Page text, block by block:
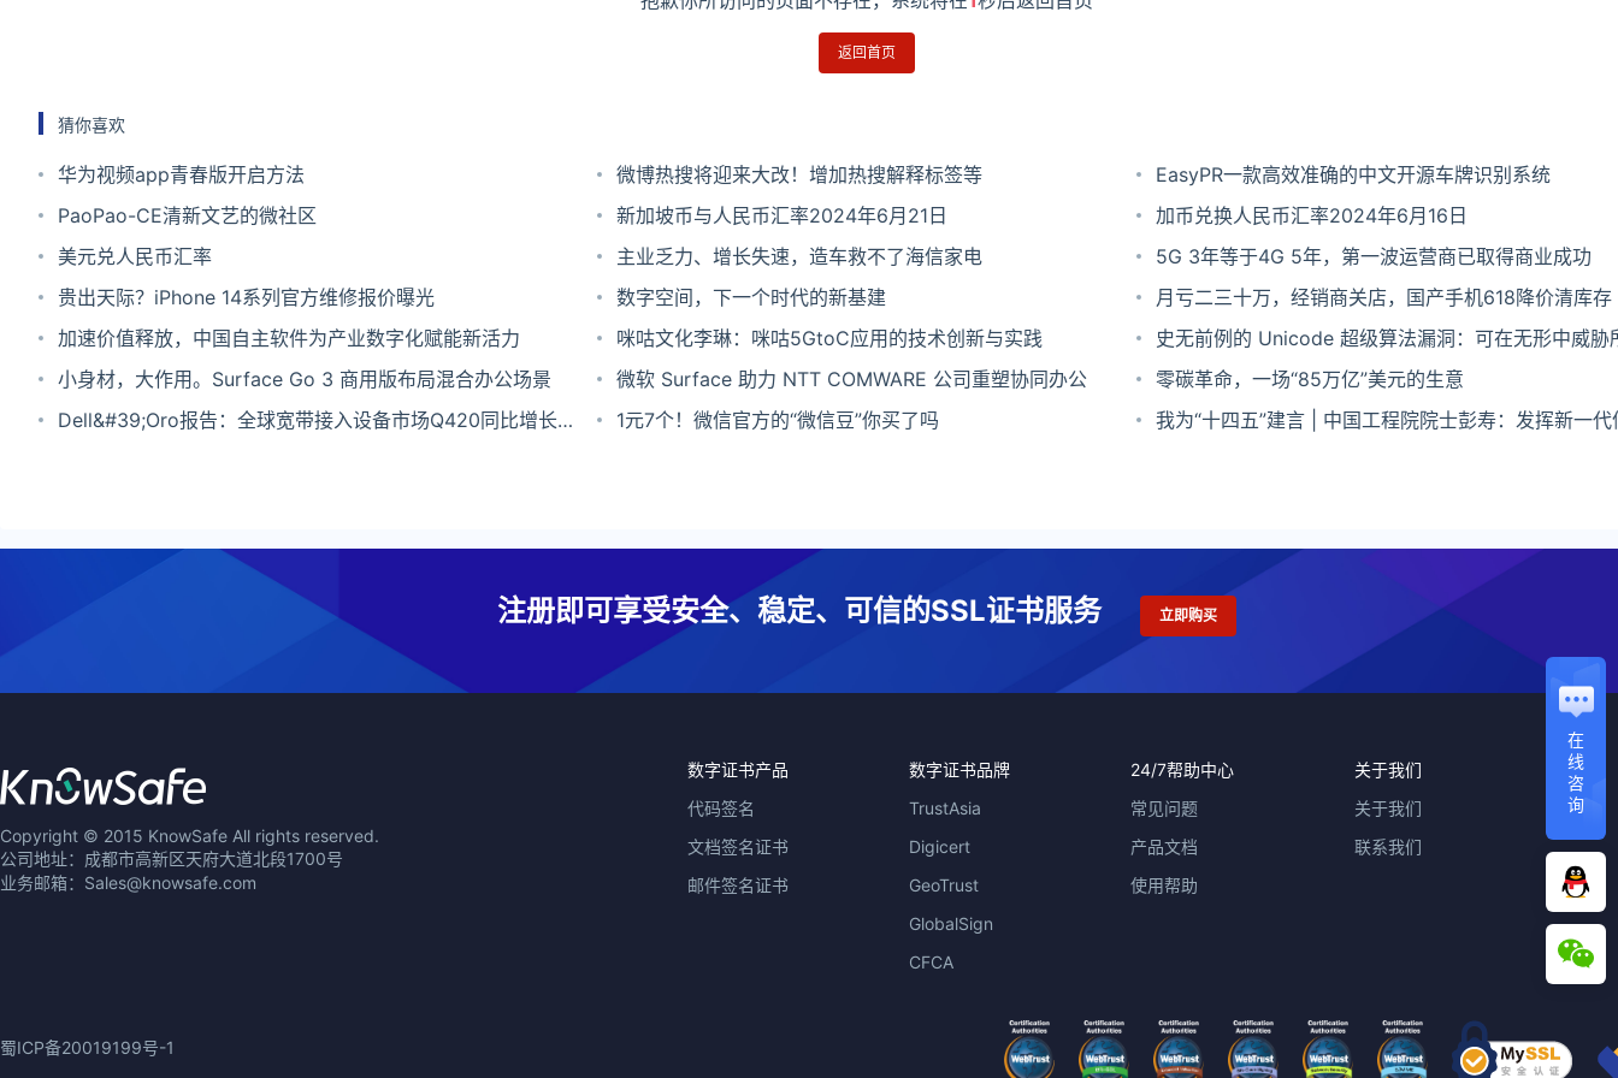
返回首页
猜你喜欢
华为视频app青春版开启方法 微博热搜将迎来大改！增加热搜解释标签等
EasyPR一款高效准确的中文开源车牌识别系统
PaoPao-CE清新文艺的微社区
新加坡币与人民币汇率2024年6月21日
加币兑换人民币汇率2024年6月16日
美元兑人民币汇率
主业乏力、增长失速，造车救不了海信家电
5G 3年等于4G 5年，第一波运营商已取得商业成功
贵出天际？iPhone 14系列官方维修报价曝光
数字空间，下一个时代的新基建
月亏二三十万，经销商关店，国产手机618降价清库存
加速价值释放，中国自主软件为产业数字化赋能新活力
咪咕文化李琳：咪咕5GtoC应用的技术创新与实践
史无前例的 Unicode 超级算法漏洞：可在无形中威胁
程语言
小身材，大作用。Surface Go 3 商用版布局混合办公场景 微软 Surface 助力 NTT COMWARE 公司重塑协同办公
零碳革命，一场“85万亿”美元的生意
Dell&#39;Oro报告：全球宽带接入设备市场Q420同比增长
1元7个！微信官方的“微信豆”你买了吗
我为“十四五”建言 | 中国工程院院士彭寿：发挥新一代
在
线
咨
询
注册即可享受安全、稳定、可信的SSL证书服务 立即购买
Copyright © 2015 KnowSafe All rights reserved.
公司地址：成都市高新区天府大道北段1700号
业务邮箱：Sales@knowsafe.com
数字证书产品
代码签名
文档签名证书
邮件签名证书
数字证书品牌
TrustAsia
Digicert
GeoTrust
GlobalSign
CFCA
24/7帮助中心
常见问题
产品文档
使用帮助
关于我们
关于我们
联系我们
蜀ICP备20019199号-1